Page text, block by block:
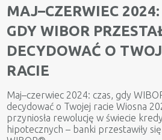
MAJ–CZERWIEC 2024:
GDY WIBOR
DECYDOWAĆ O
RACIE
Maj–czerwiec 2024: czas, gdy
decydować o Twojej racie Wiosna
przyniosła rewolucję w świecie
hipotecznych – banki przestawiły